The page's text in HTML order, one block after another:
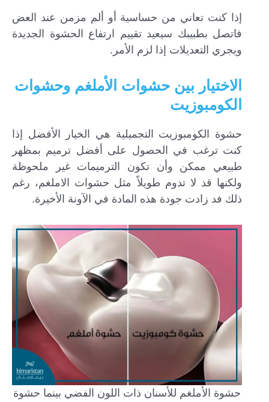
إذا كنت تعاني من حساسية أو ألم مزمن عند العض
فاتصل بطبيبك سيعيد تقييم ارتفاع الحشوة الجديدة
ويجري التعديلات إذا لزم الأمر.
الاختيار بين حشوات الأملغم وحشوات
الكومبوزيت
حشوة الكومبوزيت التجميلية هي الخيار الأفضل إذا
كنت ترغب في الحصول على أفضل ترميم بمظهر
طبيعي ممكن وأن تكون الترميمات غير ملحوظة
ولكنها قد لا تدوم طويلاً مثل حشوات الاملغم، رغم
ذلك فد زادت جودة هذه المادة في الآونة الأخيرة.
حشوة الأملغم للأسنان ذات اللون الفضي بينما حشوة